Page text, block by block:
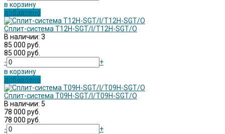
в корзину
добавлено
Сплит-система T12H-SGT/I/T12H-SGT/O
В наличии: 3
85 000 руб.
85 000 руб.
-
+
в корзину
добавлено
Сплит-система T09H-SGT/I/T09H-SGT/O
В наличии: 5
78 000 руб.
78 000 руб.
-
+